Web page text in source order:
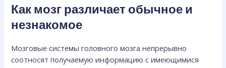
Как мозг различает обычное и
незнакомое
Мозговые системы головного мозга непрерывно
соотносят получаемую информацию с имеющимися